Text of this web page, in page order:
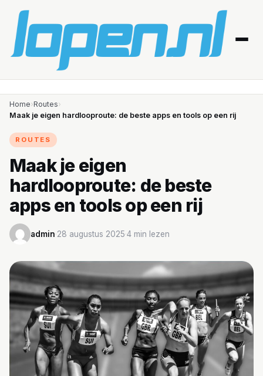
Home
Gezondheid
Producten
Routes
Schema’s
Trainingen
Voeding
Home›Routes›
Maak je eigen hardlooproute: de beste apps en tools op een rij
ROUTES
Maak je eigen
hardlooproute: de beste
apps en tools op een rij
admin·28 augustus 2025·4 min lezen